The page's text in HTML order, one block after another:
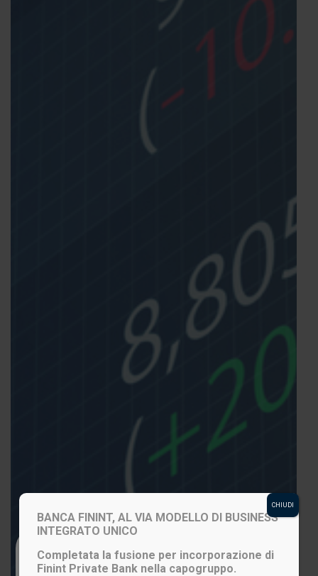
Login to your account
BANCA FININT, AL VIA MODELLO DI BUSINESS
INTEGRATO UNICO
Completata la fusione per incorporazione di
Finint Private Bank nella capogruppo.
CHIUDI